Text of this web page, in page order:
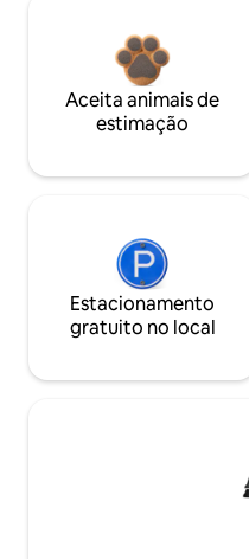
Aceita animais de
estimação
Estacionamento
gratuito no local